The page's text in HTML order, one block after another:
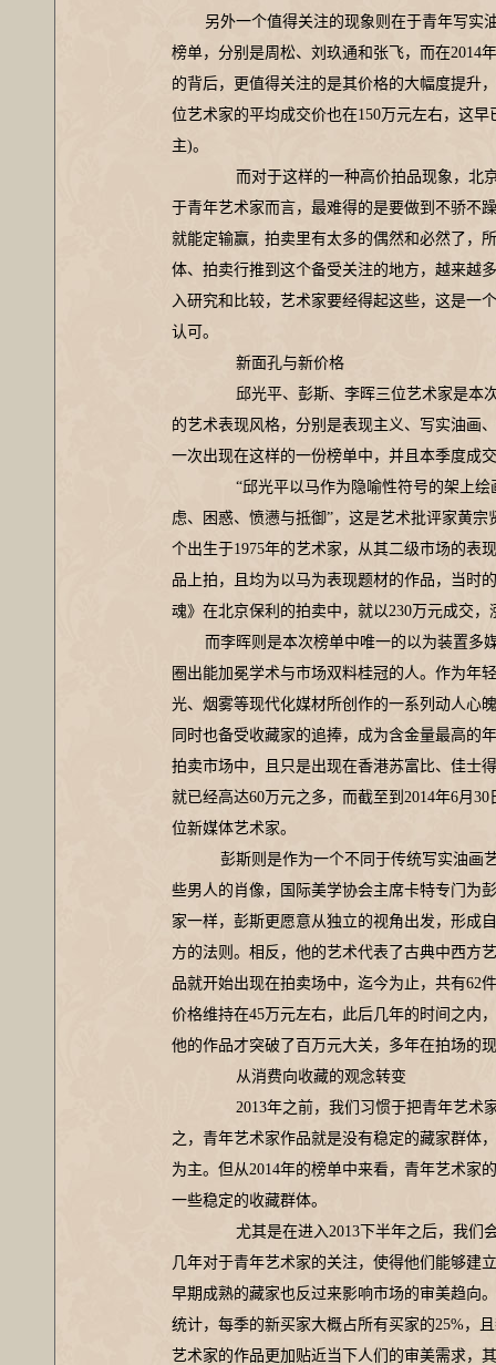
另外一个值得关注的现象则在于青年写实
榜单，分别是周松、刘玖通和张飞，而在2014
的背后，更值得关注的是其价格的大幅度提升
位艺术家的平均成交价也在150万元左右，这
主)。
而对于这样的一种高价拍品现象，北京
于青年艺术家而言，最难得的是要做到不骄不
就能定输赢，拍卖里有太多的偶然和必然了，
体、拍卖行推到这个备受关注的地方，越来越
入研究和比较，艺术家要经得起这些，这是一
认可。
新面孔与新价格
邱光平、彭斯、李晖三位艺术家是本次
的艺术表现风格，分别是表现主义、写实油画
一次出现在这样的一份榜单中，并且本季度成
“邱光平以马作为隐喻性符号的架上绘
虑、困惑、愤懑与抵御”，这是艺术批评家黄
个出生于1975年的艺术家，从其二级市场的表
品上拍，且均为以马为表现题材的作品，当时
魂》在北京保利的拍卖中，就以230万元成交，
而李晖则是本次榜单中唯一的以为装置多
圈出能加冕学术与市场双料桂冠的人。作为年
光、烟雾等现代化媒材所创作的一系列动人心
同时也备受收藏家的追捧，成为含金量最高的
拍卖市场中，且只是出现在香港苏富比、佳士
就已经高达60万元之多，而截至到2014年6月
位新媒体艺术家。
彭斯则是作为一个不同于传统写实油画
些男人的肖像，国际美学协会主席卡特专门为
家一样，彭斯更愿意从独立的视角出发，形成
方的法则。相反，他的艺术代表了古典中西方
品就开始出现在拍卖场中，迄今为止，共有62
价格维持在45万元左右，此后几年的时间之内
他的作品才突破了百万元大关，多年在拍场的
从消费向收藏的观念转变
2013年之前，我们习惯于把青年艺术
之，青年艺术家作品就是没有稳定的藏家群体
为主。但从2014年的榜单中来看，青年艺术家
一些稳定的收藏群体。
尤其是在进入2013下半年之后，我们
几年对于青年艺术家的关注，使得他们能够建
早期成熟的藏家也反过来影响市场的审美趋向
统计，每季的新买家大概占所有买家的25%，
艺术家的作品更加贴近当下人们的审美需求，